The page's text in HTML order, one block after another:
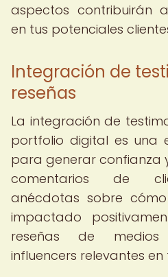
aspectos contribuirán
en tus potenciales
Integración de
reseñas
La integración de
portfolio digital es una
para generar confianza
comentarios de
anécdotas sobre
impactado
reseñas de medios
influencers relevantes en